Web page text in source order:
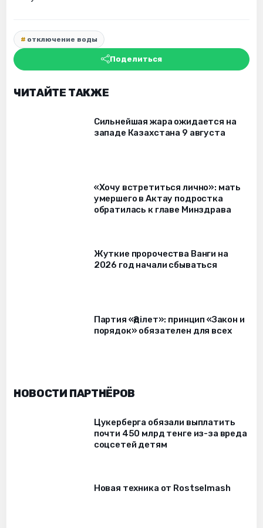
отключение воды
Поделиться
ЧИТАЙТЕ ТАКЖЕ
Сильнейшая жара ожидается на
западе Казахстана 9 августа
«Хочу встретиться лично»: мать
умершего в Актау подростка
обратилась к главе Минздрава
Жуткие пророчества Ванги на
2026 год начали сбываться
Партия «Әділет»: принцип «Закон и
порядок» обязателен для всех
НОВОСТИ ПАРТНЁРОВ
Цукерберга обязали выплатить
почти 450 млрд тенге из-за вреда
соцсетей детям
Новая техника от Rostselmash